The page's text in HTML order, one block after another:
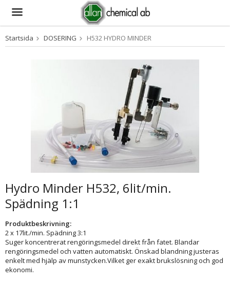
Produkten har blivit tillagd i varukorgen
Startsida DOSERING H532 HYDRO MINDER
Hydro Minder H532, 6lit/min.
Spädning 1:1
Produktbeskrivning:
2 x 17lit./min. Spädning 3:1
Suger koncentrerat rengöringsmedel direkt från fatet. Blandar
rengöringsmedel och vatten automatiskt. Önskad blandning justeras
enkelt med hjälp av munstycken.Vilket ger exakt brukslösning och god
ekonomi.